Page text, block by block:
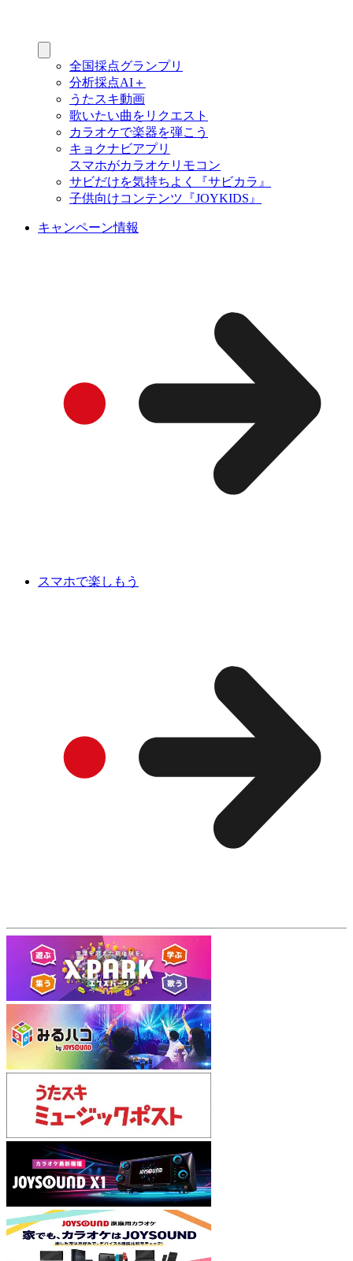
全国採点グランプリ
分析採点AI＋
うたスキ動画
歌いたい曲をリクエスト
カラオケで楽器を弾こう
キョクナビアプリ
スマホがカラオケリモコン
サビだけを気持ちよく『サビカラ』
子供向けコンテンツ『JOYKIDS』
キャンペーン情報
スマホで楽しもう